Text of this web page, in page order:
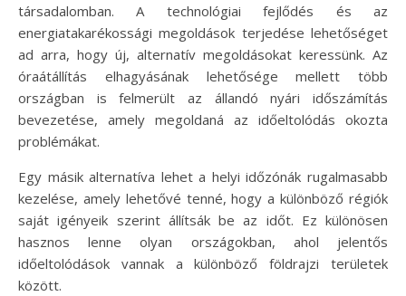
társadalomban. A technológiai fejlődés és az
energiatakarékossági megoldások terjedése lehetőséget
ad arra, hogy új, alternatív megoldásokat keressünk. Az
óraátállítás elhagyásának lehetősége mellett több
országban is felmerült az állandó nyári időszámítás
bevezetése, amely megoldaná az időeltolódás okozta
problémákat.
Egy másik alternatíva lehet a helyi időzónák rugalmasabb
kezelése, amely lehetővé tenné, hogy a különböző régiók
saját igényeik szerint állítsák be az időt. Ez különösen
hasznos lenne olyan országokban, ahol jelentős
időeltolódások vannak a különböző földrajzi területek
között.